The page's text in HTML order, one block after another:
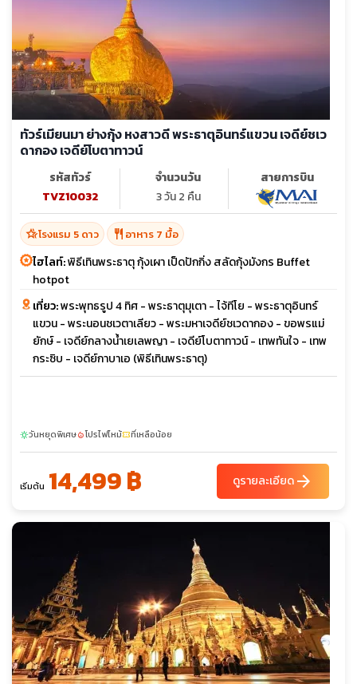
ทัวร์เมียนมา ย่างกุ้ง หงสาวดี พระธาตุอินทร์แขวน เจดีย์ชเว
ดากอง เจดีย์โบตาทาวน์
รหัสทัวร์
TVZ10032
จำนวนวัน
3 วัน 2 คืน
สายการบิน
hotel_classโรงแรม 5 ดาว restaurant อาหาร 7 มื้อ
ไฮไลท์:พิธีเทินพระธาตุ กุ้งเผา เป็ดปักกิ่ง สลัดกุ้งมังกร Buffet
hotpot
เที่ยว:พระพุทธรูป 4 ทิศ - พระธาตุมุเตา - ไจ้ทีโย - พระธาตุอินทร์
แขวน - พระนอนชเวตาเลียว - พระมหาเจดีย์ชเวดากอง - ขอพรแม่
ยักษ์ - เจดีย์กลางน้ำเยเลพญา - เจดีย์โบตาทาวน์ - เทพทันใจ - เทพ
กระซิบ - เจดีย์กาบาเอ (พิธีเทินพระธาตุ)
sunnyวันหยุดพิเศษlocal_fire_departmentโปรไฟไหม้confirmation_numberที่เหลือน้อย
เริ่มต้น 14,499 ฿ ดูรายละเอียดarrow_forward